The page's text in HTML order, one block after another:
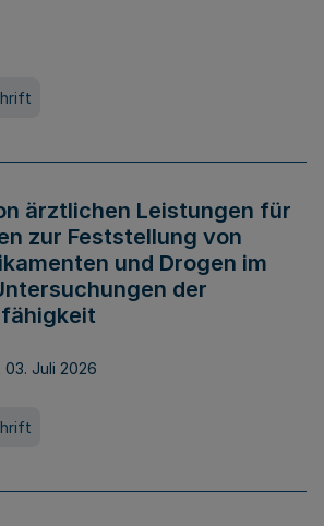
ärztlichen Leistungen für
zur Feststellung von
und Drogen im
der
03. Juli 2026